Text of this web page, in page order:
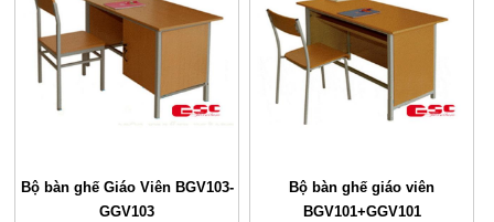
Bộ bàn ghế Giáo Viên BGV103-
GGV103
Bộ bàn ghế giáo viên
BGV101+GGV101